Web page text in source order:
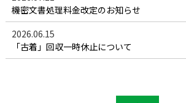
機密文書処理料金改定のお知らせ
2026.06.15
「古着」回収一時休止について